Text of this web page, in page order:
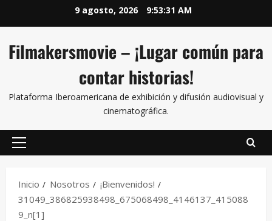
9 agosto, 2026 9:53:31 AM
Filmakersmovie – ¡Lugar común para
contar historias!
Plataforma Iberoamericana de exhibición y difusión audiovisual y
cinematográfica.
Inicio Nosotros
¡Bienvenidos!
31049_386825938498_675068498_4146137_415088
9_n[1]